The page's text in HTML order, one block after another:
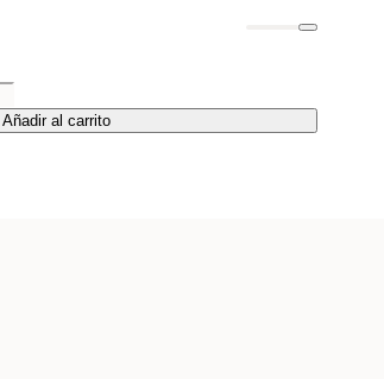
Añadir al carrito
Añadir al carrito